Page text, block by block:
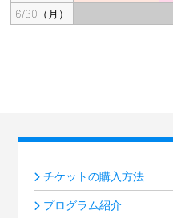
6/30（月）
チケットの購入方法
プログラム紹介